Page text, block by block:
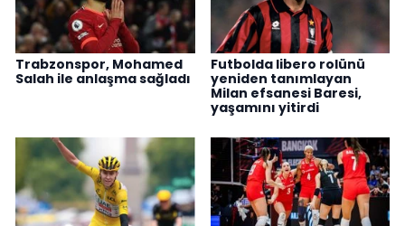
Trabzonspor, Mohamed
Salah ile anlaşma sağladı
Futbolda libero rolünü
yeniden tanımlayan
Milan efsanesi Baresi,
yaşamını yitirdi